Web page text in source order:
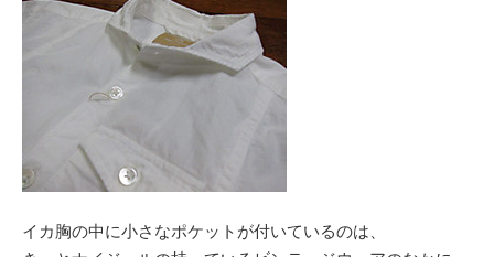
イカ胸の中に小さなポケットが付いているのは、